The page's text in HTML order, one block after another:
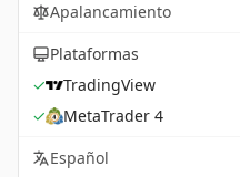
Apalancamiento
Plataformas
✓
TradingView
✓
MetaTrader 4
Español